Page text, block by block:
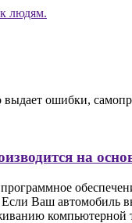
людям.
ошибки,
на
Ваш автомобиль
компьютерной